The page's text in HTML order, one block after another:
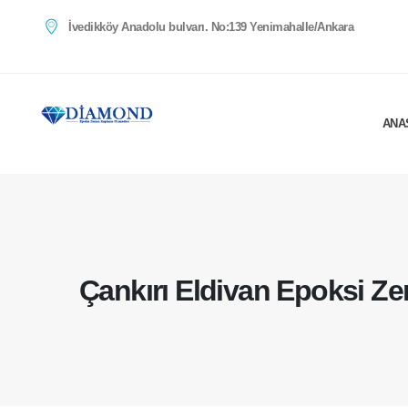
İvedikköy Anadolu bulvarı. No:139 Yenimahalle/Ankara
Çankırı Eldivan Epoksi